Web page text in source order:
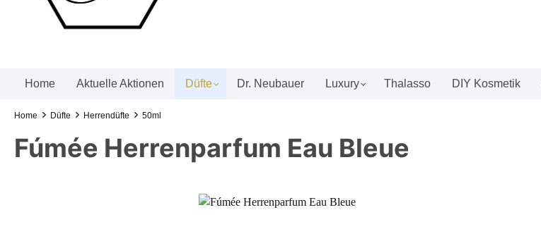
Home Aktuelle Aktionen Düfte Dr. Neubauer Luxury Thalasso DIY Kosmetik
Home Düfte Herrendüfte 50ml
Fúmée Herrenparfum Eau Bleue